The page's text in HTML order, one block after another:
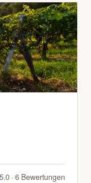
5.0 · 6 Bewertungen